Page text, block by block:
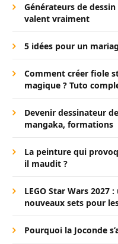
Générateurs de
valent vraiment
5 idées pour un
Comment créer fiole
magique ? Tuto
Devenir dessinateur
mangaka, formations
La peinture qui
il maudit ?
LEGO Star Wars 2027
nouveaux sets pour
Pourquoi la Joconde